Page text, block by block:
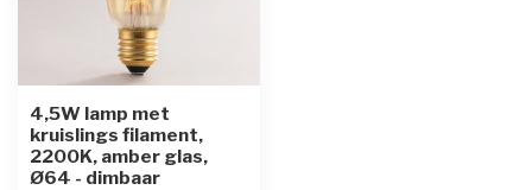
4,5W lamp met
kruislings filament,
2200K, amber glas,
Ø64 - dimbaar